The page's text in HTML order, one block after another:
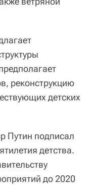
реконструкцию
детских
Путин подписал
детства.
до 2020